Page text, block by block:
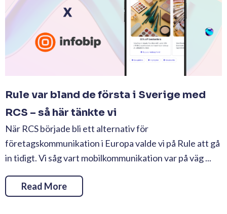
Rule var bland de första i Sverige med
RCS – så här tänkte vi
När RCS började bli ett alternativ för
företagskommunikation i Europa valde vi på Rule att gå
in tidigt. Vi såg vart mobilkommunikation var på väg ...
Read More